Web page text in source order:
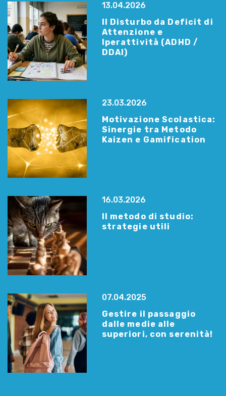
13.04.2026
Il Disturbo da Deficit di
Attenzione e
Iperattività (ADHD /
DDAI)
23.03.2026
Motivazione Scolastica:
Sinergie tra Metodo
Kaizen e Gamification
16.03.2026
Il metodo di studio:
strategie utili
07.04.2025
Gestire il passaggio
dalle medie alle
superiori, con serenità!